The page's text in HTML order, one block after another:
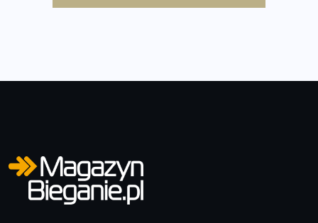
i Półmaraton Szczeciński. Wszystko, co warto wiedzieć